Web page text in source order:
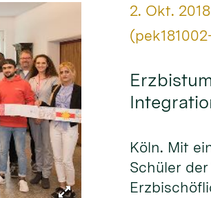
Datum:
2. Okt. 2018
Von:
Köln. Mit
Schüler